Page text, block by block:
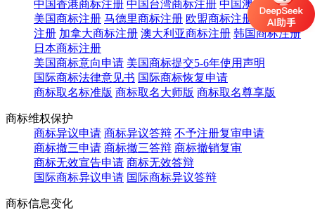
中国香港商标注册 中国台湾商标注册 中国澳门商标注册
美国商标注册 马德里商标注册 欧盟商标注册
英国商标
注册 加拿大商标注册 澳大利亚商标注册 韩国商标注册
日本商标注册
美国商标意向申请 美国商标提交5-6年使用声明
国际商标法律意见书 国际商标恢复申请
商标取名标准版 商标取名大师版 商标取名尊享版
商标维权保护
商标异议申请 商标异议答辩 不予注册复审申请
商标撤三申请 商标撤三答辩 商标撤销复审
商标无效宣告申请 商标无效答辩
国际商标异议申请 国际商标异议答辩
商标信息变化